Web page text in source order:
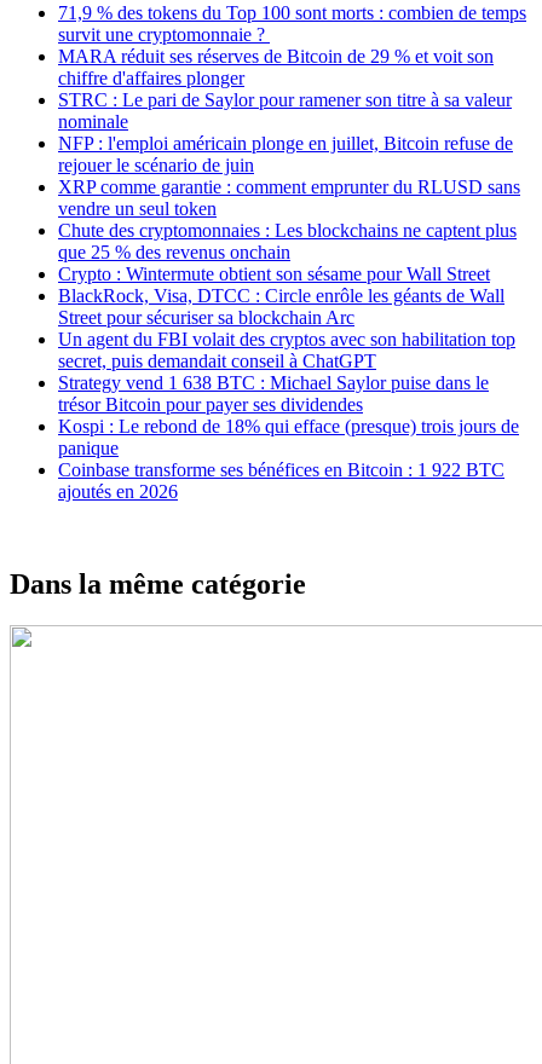
71,9 % des tokens du Top 100 sont morts : combien de temps
survit une cryptomonnaie ?
MARA réduit ses réserves de Bitcoin de 29 % et voit son
chiffre d'affaires plonger
STRC : Le pari de Saylor pour ramener son titre à sa valeur
nominale
NFP : l'emploi américain plonge en juillet, Bitcoin refuse de
rejouer le scénario de juin
XRP comme garantie : comment emprunter du RLUSD sans
vendre un seul token
Chute des cryptomonnaies : Les blockchains ne captent plus
que 25 % des revenus onchain
Crypto : Wintermute obtient son sésame pour Wall Street
BlackRock, Visa, DTCC : Circle enrôle les géants de Wall
Street pour sécuriser sa blockchain Arc
Un agent du FBI volait des cryptos avec son habilitation top
secret, puis demandait conseil à ChatGPT
Strategy vend 1 638 BTC : Michael Saylor puise dans le
trésor Bitcoin pour payer ses dividendes
Kospi : Le rebond de 18% qui efface (presque) trois jours de
panique
Coinbase transforme ses bénéfices en Bitcoin : 1 922 BTC
ajoutés en 2026
Dans la même catégorie